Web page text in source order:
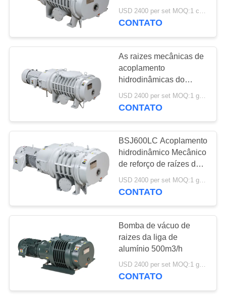
CONTACTE-
NOS
SOLICITE UM
ORÇAMENTO
COMPRESSOR
MAPA
DE
PRIVACIDADE
velocidade 11 kW
USD 2400 per set MOQ:1 conjunto
CONTATO
As raizes mecânicas de
acoplamento
hidrodinâmicas do
impulsionador de
BSJ1200LC limpam o ³
CONTATO
BSJ600LC Acoplamento
hidrodinâmico Mecânico
de reforço de raízes de
bomba de vácuo
USD 2400 per set MOQ:1 grupo
CONTATO
Bomba de vácuo de
raizes da liga de
alumínio 500m3/h
USD 2400 per set MOQ:1 grupo
CONTATO